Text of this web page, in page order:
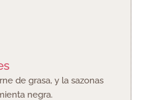
de grasa, y la sazonas
negra.